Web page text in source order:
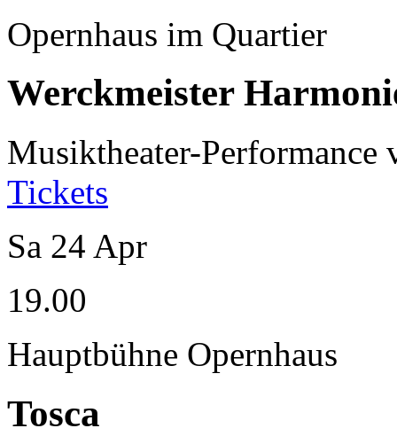
Opernhaus im Quartier
Werckmeister
Musiktheater-Performance
Tickets
Sa 24 Apr
19.00
Hauptbühne Opernhaus
Tosca